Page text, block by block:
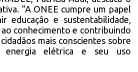
“A ONEE cumpre um papel
educação e sustentabilidade,
ao conhecimento e contribuindo
mais conscientes sobre
energia elétrica e seu uso